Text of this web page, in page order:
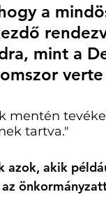
a
mint a
mentén
tartva."
azok, akik